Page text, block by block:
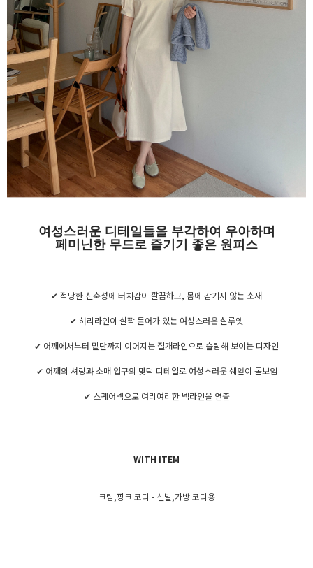
여성스러운 디테일들을 부각하여 우아하며
페미닌한 무드로 즐기기 좋은 원피스
✔ 적당한 신축성에 터치감이 깔끔하고, 몸에 감기지 않는 소재
✔ 허리라인이 살짝 들어가 있는 여성스러운 실루엣
✔ 어깨에서부터 밑단까지 이어지는 절개라인으로 슬림해 보이는 디자인
✔ 어깨의 셔링과 소매 입구의 맞턱 디테일로 여성스러운 쉐잎이 돋보임
✔ 스퀘어넥으로 여리여리한 넥라인을 연출
WITH ITEM
크림,핑크 코디 - 신발,가방 코디용